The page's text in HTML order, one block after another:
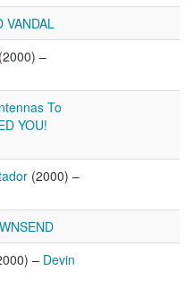
VANDAL
(2000) –
To
YOU!
(2000) –
– Devin